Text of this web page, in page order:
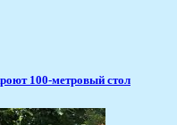
100-метровый стол